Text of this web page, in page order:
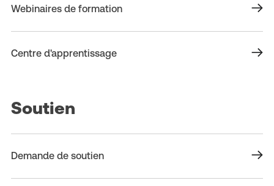
Webinaires de formation
Centre d'apprentissage
Soutien
Demande de soutien